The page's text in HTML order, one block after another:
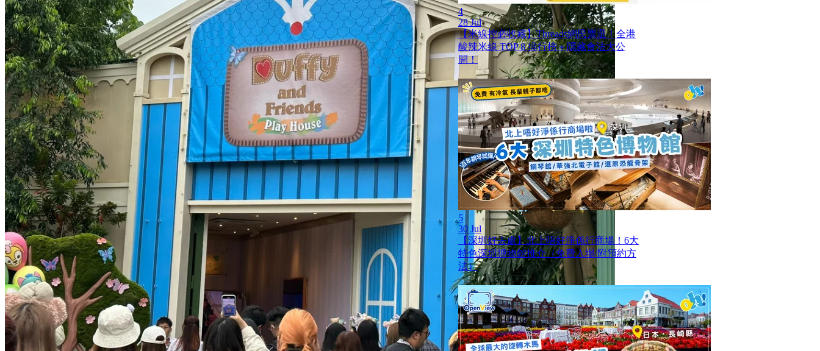
4
28 Jul
【米線控必收藏】Threads網民票選！全港
酸辣米線 TOP 8 排行榜＋隱藏食法大公
開！
5
30 Jul
【深圳好去處】北上唔好淨係行商場！6大
特色深圳博物館推介（免費入場/附預約方
法）